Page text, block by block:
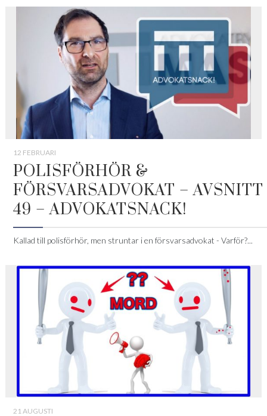
12 FEBRUARI
POLISFÖRHÖR &
FÖRSVARSADVOKAT – AVSNITT
49 – ADVOKATSNACK!
Kallad till polisförhör, men struntar i en försvarsadvokat - Varför?...
21 AUGUSTI